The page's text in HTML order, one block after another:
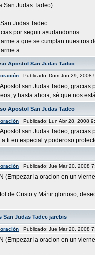
San Judas Tadeo)
Judas Tadeo.
por seguir ayudandonos.
a que se cumplan nuestros
a ...
Apostol San Judas Tadeo
Publicado: Dom Jun 29,
san Judas Tadeo,
y hasta ahora, sé que nos
Apostol San Judas Tadeo
Publicado: Lun Abr 28, 2008
san Judas Tadeo,
ti en especial y poderoso
Publicado: Jue Mar 20, 2008
(Empezar la oracion en un
de Cristo y Mártir glorioso,
San Judas Tadeo jarebis
Publicado: Jue Mar 20, 2008
(Empezar la oracion en un